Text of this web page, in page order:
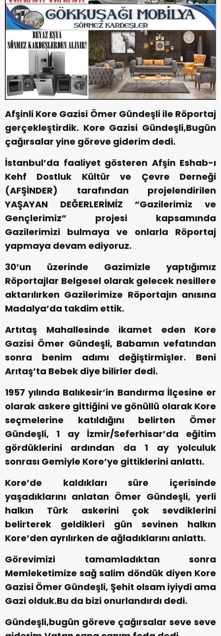
Afşinli Kore Gazisi Ömer Gündeşli ile Röportaj
gerçekleştirdik. Kore Gazisi Gündeşli,Bugün
çağırsalar yine göreve giderim dedi.
İstanbul’da faaliyet gösteren Afşin Eshab-ı
Kehf Dostluk Kültür ve Çevre Derneği
(AFŞİNDER) tarafından projelendirilen
YAŞAYAN DEĞERLERİMİZ “Gazilerimiz ve
Gençlerimiz” projesi kapsamında
Gazilerimizi bulmaya ve onlarla Röportaj
yapmaya devam ediyoruz.
30’un üzerinde Gazimizle yaptığımız
Röportajlar Belgesel olarak gelecek nesillere
aktarılırken Gazilerimize Röportajın anısına
Madalya’da takdim ettik.
Artıtaş Mahallesinde ikamet eden Kore
Gazisi Ömer Gündeşli, Babamın vefatından
sonra benim adımı değiştirmişler. Beni
Arıtaş’ta Bebek diye bilirler dedi.
1957 yılında Balıkesir’in Bandırma İlçesine er
olarak askere gittiğini ve gönüllü olarak Kore
seçmelerine katıldığını belirten Ömer
Gündeşli, 1 ay İzmir/Seferhisar’da eğitim
gördüklerini ardından da 1 ay yolculuk
sonrası Gemiyle Kore’ye gittiklerini anlattı.
Kore’de kaldıkları süre içerisinde
yaşadıklarını anlatan Ömer Gündeşli, yerli
halkın Türk askerini çok sevdiklerini
belirterek geldikleri gün sevinen halkın
Kore’den ayrılırken de ağladıklarını anlattı.
Görevimizi tamamladıktan sonra
Memleketimize sağ salim döndük diyen Kore
Gazisi Ömer Gündeşli, Şehit olsam iyiydi ama
Gazi olduk.Bu da bizi onurlandırdı dedi.
Gündeşli,bugün göreve çağırsalar seve seve